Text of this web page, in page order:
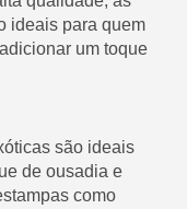
ideais para quem
um toque
são ideais
de ousadia e
como